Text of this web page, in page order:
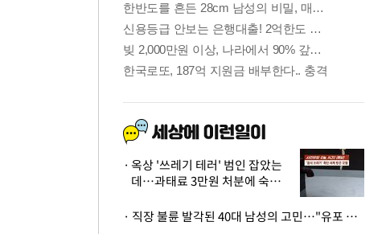
옥상 '쓰레기 테러' 범인 잡았는
데…과태료 3만원 처분에 숙박업
· 직장 불륜 발각된 40대 남성의 고민…"유포 동료 명예훼손·협박죄 고소 가능할까"